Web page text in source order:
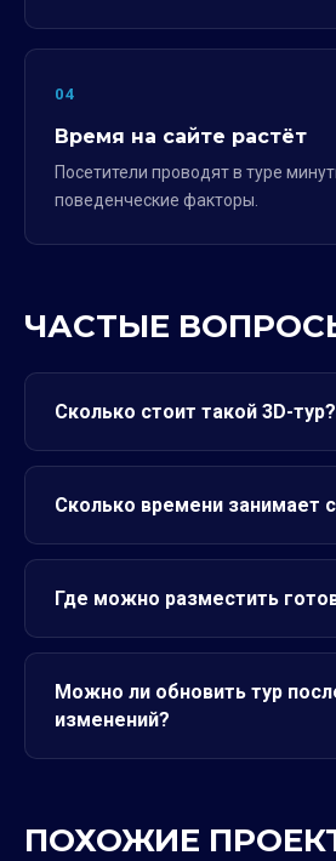
04
Время на сайте растёт
Посетители проводят в туре
поведенческие факторы.
ЧАСТЫЕ
Сколько стоит такой 3D-тур?
Сколько времени занимает
Где можно разместить
Можно ли обновить тур
изменений?
ПОХОЖИЕ